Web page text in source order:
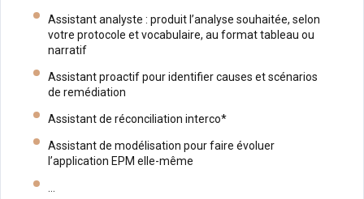
Assistant analyste : produit l’analyse souhaitée, selon
votre protocole et vocabulaire, au format tableau ou
narratif
Assistant proactif pour identifier causes et scénarios
de remédiation
Assistant de réconciliation interco*
Assistant de modélisation pour faire évoluer
l’application EPM elle-même